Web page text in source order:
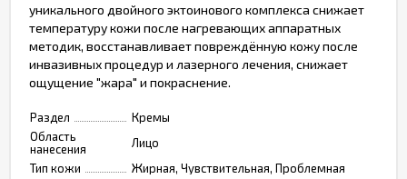
уникального двойного эктоинового комплекса снижает
температуру кожи после нагревающих аппаратных
методик, восстанавливает повреждённую кожу после
инвазивных процедур и лазерного лечения, снижает
ощущение "жара" и покраснение.​
Раздел
Кремы
Область
нанесения
Лицо
Тип кожи
Жирная, Чувствительная, Проблемная